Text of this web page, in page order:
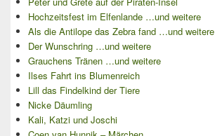
Hochzeitsfest im Elfenlande …und weitere
Als die Antilope das Zebra fand …und weitere
Der Wunschring …und weitere
Grauchens Tränen …und weitere
Ilses Fahrt ins Blumenreich
Lill das Findelkind der Tiere
Nicke Däumling
Kali, Katzi und Joschi